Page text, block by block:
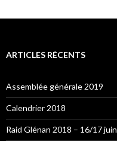
ARTICLES RÉCENTS
Assemblée générale 2019
Calendrier 2018
Raid Glénan 2018 – 16/17 juin